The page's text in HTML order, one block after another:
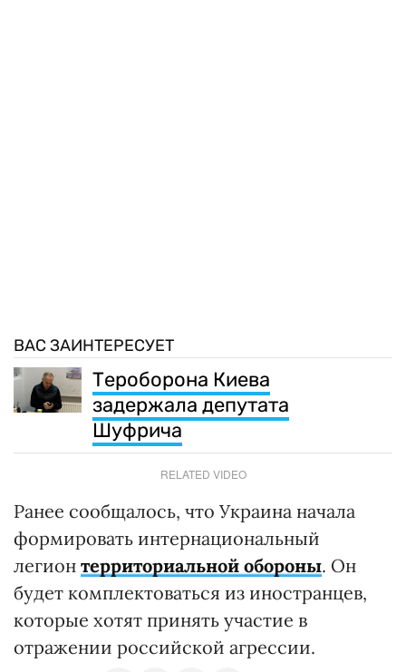
ВАС ЗАИНТЕРЕСУЕТ
Тероборона Киева
задержала депутата
Шуфрича
RELATED VIDEO
Ранее сообщалось, что Украина начала
формировать интернациональный
легион территориальной обороны. Он
будет комплектоваться из иностранцев,
которые хотят принять участие в
отражении российской агрессии.